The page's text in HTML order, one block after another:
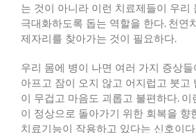
는 것이 아니라 이런 치료제들이 우리
극대화하도록 돕는 역할을 한다. 천연
제자리를 찾아가는 것이 필요하다.
우리 몸에 병이 나면 여러 가지 증상
아프고 잠이 오지 않고 어지럽고 붓고
이 무겁고 마음도 괴롭고 불편하다. 이
이 정상으로 돌아가기 위한 회복을 향
치료기능이 작용하고 있다는 신호이다